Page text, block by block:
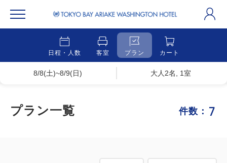
日程・人数 客室 プラン カート
8/8(土)~8/9(日) 大人2名, 1室
プラン一覧 件数： 7